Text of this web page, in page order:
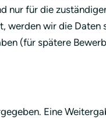
nur für die
werden wir die
(für spätere
Eine